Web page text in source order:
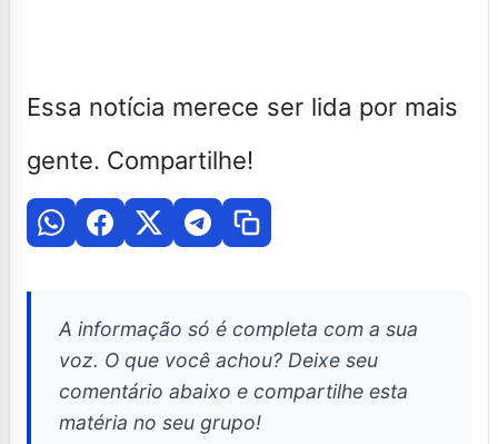
Essa notícia merece ser lida por mais
gente. Compartilhe!
A informação só é completa com a sua
voz. O que você achou? Deixe seu
comentário abaixo e compartilhe esta
matéria no seu grupo!